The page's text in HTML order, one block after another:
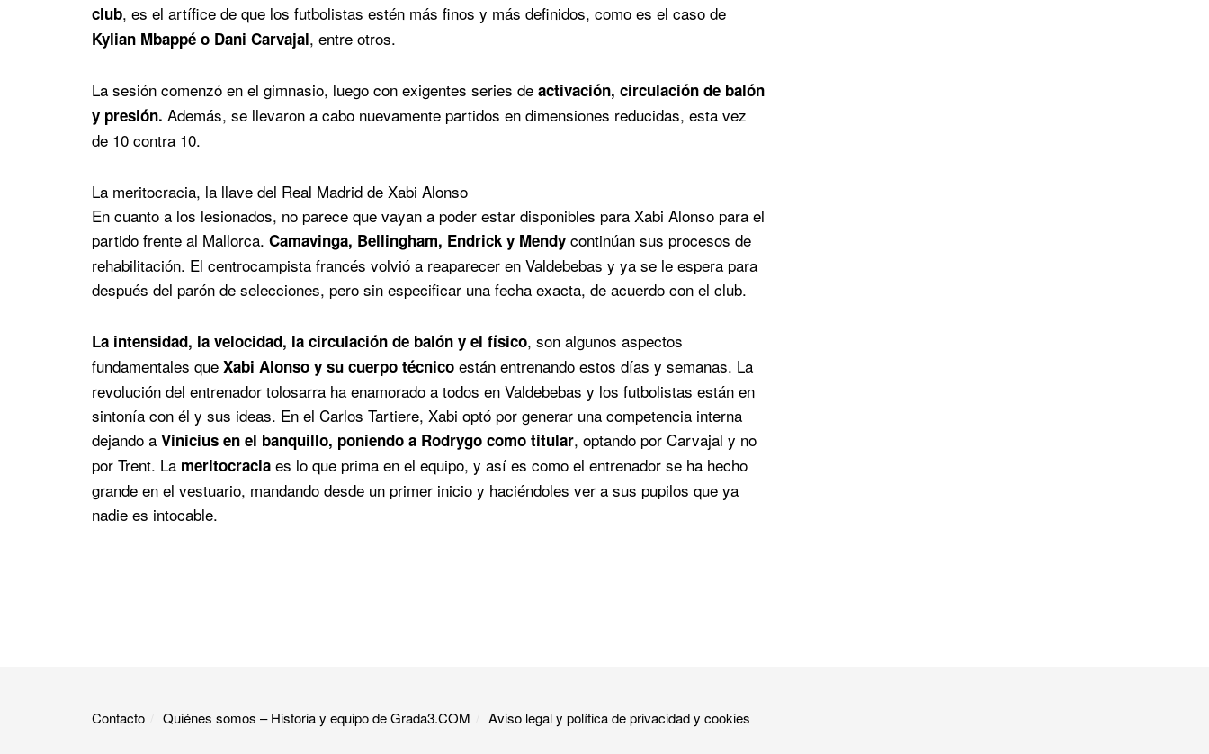
club, es el artífice de que los futbolistas estén más finos y más definidos, como es el caso de
Kylian Mbappé o Dani Carvajal, entre otros.
La sesión comenzó en el gimnasio, luego con exigentes series de activación, circulación de balón
y presión. Además, se llevaron a cabo nuevamente partidos en dimensiones reducidas, esta vez
de 10 contra 10.
La meritocracia, la llave del Real Madrid de Xabi Alonso
En cuanto a los lesionados, no parece que vayan a poder estar disponibles para Xabi Alonso para el
partido frente al Mallorca. Camavinga, Bellingham, Endrick y Mendy continúan sus procesos de
rehabilitación. El centrocampista francés volvió a reaparecer en Valdebebas y ya se le espera para
después del parón de selecciones, pero sin especificar una fecha exacta, de acuerdo con el club.
La intensidad, la velocidad, la circulación de balón y el físico, son algunos aspectos
fundamentales que Xabi Alonso y su cuerpo técnico están entrenando estos días y semanas. La
revolución del entrenador tolosarra ha enamorado a todos en Valdebebas y los futbolistas están en
sintonía con él y sus ideas. En el Carlos Tartiere, Xabi optó por generar una competencia interna
dejando a Vinicius en el banquillo, poniendo a Rodrygo como titular, optando por Carvajal y no
por Trent. La meritocracia es lo que prima en el equipo, y así es como el entrenador se ha hecho
grande en el vestuario, mandando desde un primer inicio y haciéndoles ver a sus pupilos que ya
nadie es intocable.
Contacto Quiénes somos – Historia y equipo de Grada3.COM Aviso legal y política de privacidad y cookies​